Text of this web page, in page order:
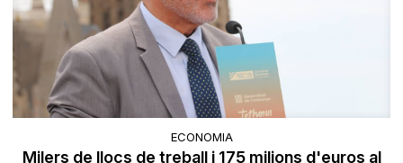
ECONOMIA
Milers de llocs de treball i 175 milions d'euros al